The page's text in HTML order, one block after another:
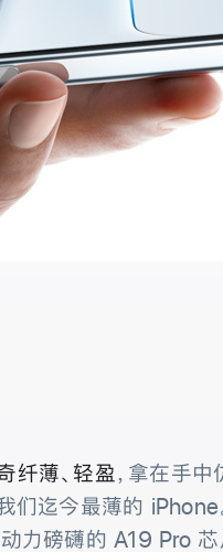
纤薄、轻盈，拿在手中
们迄今最薄的 iPhone
力磅礴的 A19 Pro 芯